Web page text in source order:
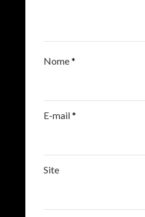
Nome*
E-mail*
Site